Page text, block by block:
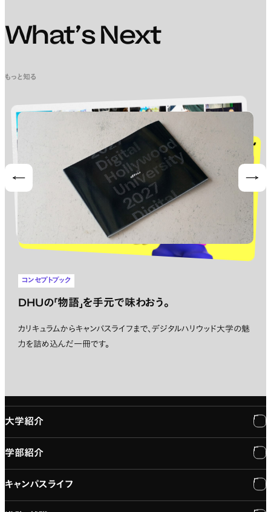
What’s Next
もっと知る
コンセプトブック
DHUの「物語」を手元で味わおう。
カリキュラムからキャンパスライフまで、デジタルハリウッド大学の魅
力を詰め込んだ一冊です。
大学紹介
大学紹介
学長メッセージ
学部紹介
学部紹介
キャンパスライフ